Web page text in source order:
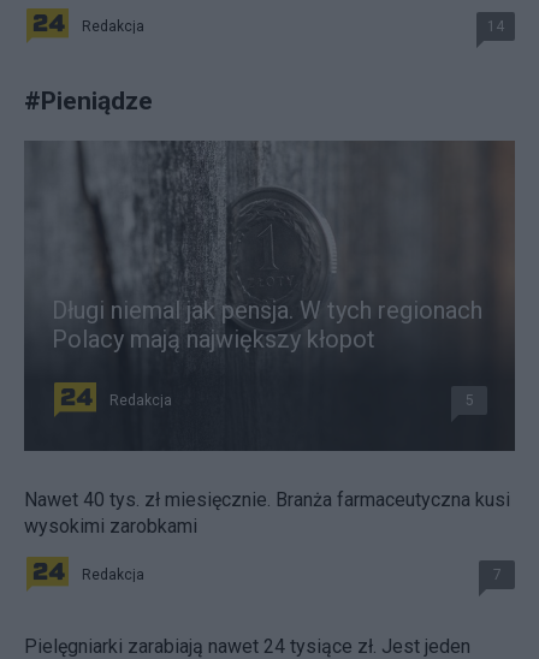
Redakcja 14
#Pieniądze
Długi niemal jak pensja. W tych regionach
Polacy mają największy kłopot
Redakcja 5
Nawet 40 tys. zł miesięcznie. Branża farmaceutyczna kusi
wysokimi zarobkami
Redakcja 7
Pielęgniarki zarabiają nawet 24 tysiące zł. Jest jeden